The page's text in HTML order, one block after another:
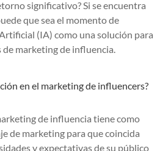
significativo? Si se encuentra
que sea el momento de
(IA) como una solución para
marketing de influencia.
en el marketing de influencers?
de influencia tiene como
de marketing para que coincida
y expectativas de su público